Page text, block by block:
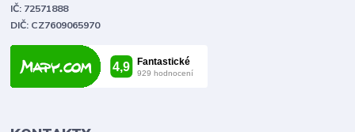
IČ: 72571888
DIČ: CZ7609065970